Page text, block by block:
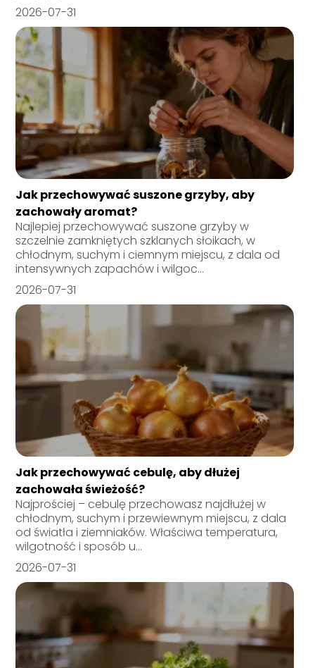
2026-07-31
Jak przechowywać suszone grzyby, aby
zachowały aromat?
Najlepiej przechowywać suszone grzyby w
szczelnie zamkniętych szklanych słoikach, w
chłodnym, suchym i ciemnym miejscu, z dala od
intensywnych zapachów i wilgoc...
2026-07-31
Jak przechowywać cebulę, aby dłużej
zachowała świeżość?
Najprościej – cebulę przechowasz najdłużej w
chłodnym, suchym i przewiewnym miejscu, z dala
od światła i ziemniaków. Właściwa temperatura,
wilgotność i sposób u...
2026-07-31